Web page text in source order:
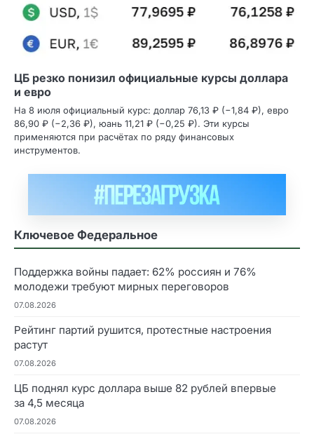
ЦБ резко понизил официальные курсы доллара
и евро
На 8 июля официальный курс: доллар 76,13 ₽ (−1,84 ₽), евро
86,90 ₽ (−2,36 ₽), юань 11,21 ₽ (−0,25 ₽). Эти курсы
применяются при расчётах по ряду финансовых
инструментов.
Ключевое Федеральное
Поддержка войны падает: 62% россиян и 76%
молодежи требуют мирных переговоров
07.08.2026
Рейтинг партий рушится, протестные настроения
растут
07.08.2026
ЦБ поднял курс доллара выше 82 рублей впервые
за 4,5 месяца
07.08.2026